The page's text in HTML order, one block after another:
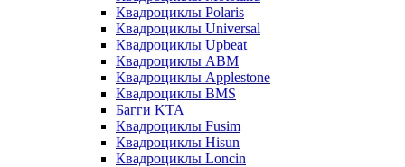
Квадроциклы Polaris
Квадроциклы Universal
Квадроциклы Upbeat
Квадроциклы ABM
Квадроциклы Applestone
Квадроциклы BMS
Багги KTA
Квадроциклы Fusim
Квадроциклы Hisun
Квадроциклы Loncin